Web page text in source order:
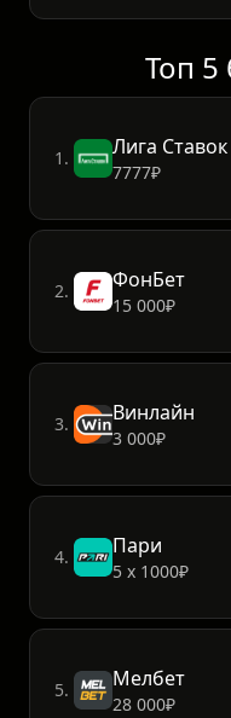
Топ 5
1. Лига Ставок
7777₽
2. ФонБет
15 000₽
3. Винлайн
3 000₽
4. Пари
5 х 1000₽
5. Мелбет
28 000₽